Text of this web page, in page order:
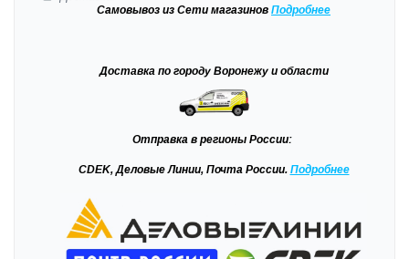
Самовывоз из Сети магазинов Подробнее
Доставка по городу Воронежу и области
Отправка в регионы России:
CDEK, Деловые Линии, Почта России. Подробнее